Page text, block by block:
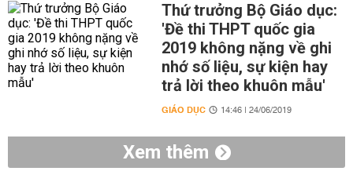
Thứ trưởng Bộ Giáo dục:
'Đề thi THPT quốc gia
2019 không nặng về ghi
nhớ số liệu, sự kiện hay
trả lời theo khuôn mẫu'
GIÁO DỤC 14:46 | 24/06/2019
Xem thêm